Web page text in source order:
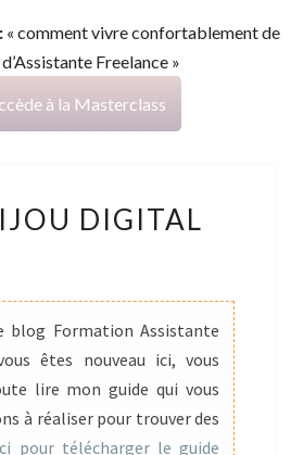
« comment vivre confortablement de
Freelance »
à la Masterclass
BIJOUDIGITAL
blog Formation Assistante
êtes nouveau ici, vous
lire mon guide qui vous
à réaliser pour trouver des
pour télécharger le guide